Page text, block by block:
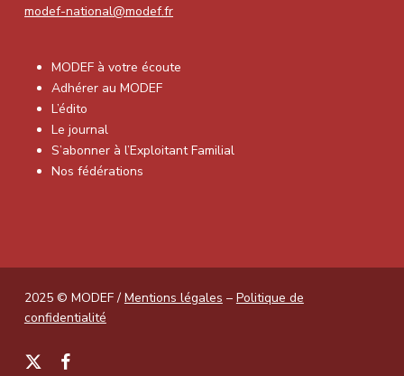
modef-national@modef.fr
MODEF à votre écoute
Adhérer au MODEF
L’édito
Le journal
S’abonner à l’Exploitant Familial
Nos fédérations
2025 © MODEF / Mentions légales – Politique de
confidentialité
x-
facebook